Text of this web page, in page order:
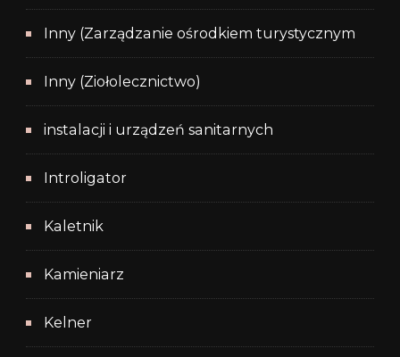
Inny (Zarządzanie ośrodkiem turystycznym
Inny (Ziołolecznictwo)
instalacji i urządzeń sanitarnych
Introligator
Kaletnik
Kamieniarz
Kelner